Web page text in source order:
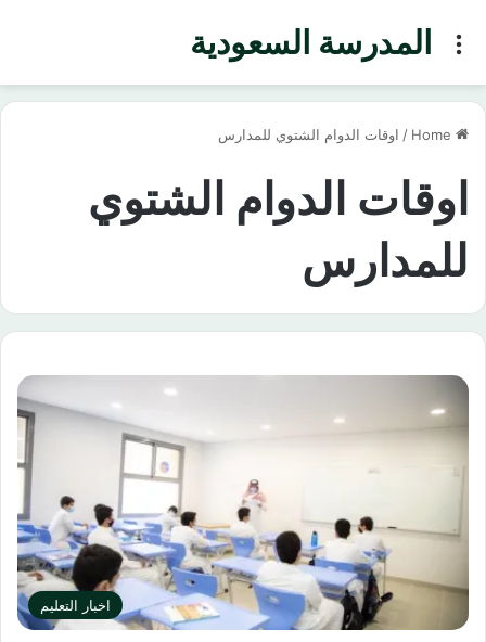
المدرسة السعوديةMenu
/ اوقات الدوام الشتوي للمدارس
اوقات الدوام الشتوي
للمدارس
اخبار التعليم